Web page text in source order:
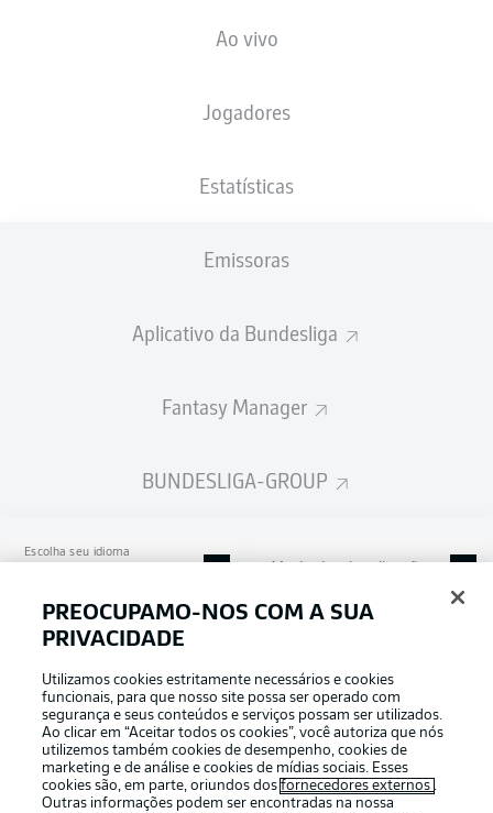
Ao vivo
Jogadores
Estatísticas
Emissoras
Aplicativo da Bundesliga
Fantasy Manager
BUNDESLIGA-GROUP
Escolha seu idioma
Login
sex., 14.05.2027 - dom., 16.05.2027
Publicidade
PREOCUPAMO-NOS COM A SUA
PRIVACIDADE
Utilizamos cookies estritamente necessários e cookies
funcionais, para que nosso site possa ser operado com
segurança e seus conteúdos e serviços possam ser utilizados.
Ao clicar em “Aceitar todos os cookies”, você autoriza que nós
utilizemos também cookies de desempenho, cookies de
marketing e de análise e cookies de mídias sociais. Esses
cookies são, em parte, oriundos dosfornecedores externos .
Outras informações podem ser encontradas na nossa